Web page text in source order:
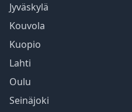
Jyväskylä
Kouvola
Kuopio
Lahti
Oulu
Seinäjoki